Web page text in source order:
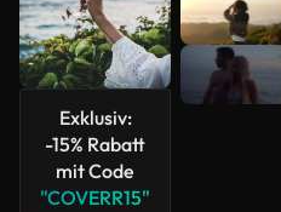
Exklusiv:
-15% Rabatt
mit Code
"COVERR15"